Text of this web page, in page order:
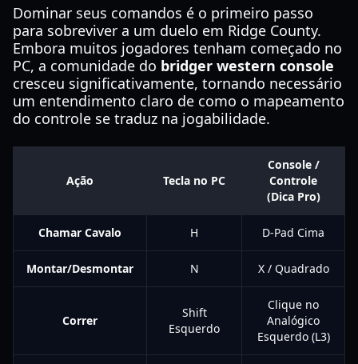
Dominar seus comandos é o primeiro passo
para sobreviver a um duelo em Ridge County.
Embora muitos jogadores tenham começado no
PC, a comunidade do bridger western console
cresceu significativamente, tornando necessário
um entendimento claro de como o mapeamento
do controle se traduz na jogabilidade.
Ação Tecla no PC
Console /
Controle
(Dica Pro)
Chamar Cavalo H D-Pad Cima
Montar/Desmontar N X / Quadrado
Correr
Shift
Esquerdo
Clique no
Analógico
Esquerdo (L3)